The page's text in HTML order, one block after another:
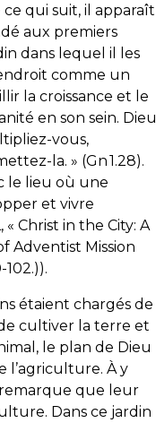
ce qui suit, il apparaît
aux premiers
dans lequel il les
comme un
la croissance et le
en son sein. Dieu
vous,
la. » (Gn 1.28).
le lieu où une
et vivre
Christ in the City: A
Adventist Mission
102.)).
étaient chargés de
cultiver la terre et
le plan de Dieu
l’agriculture. À y
que leur
Dans ce jardin